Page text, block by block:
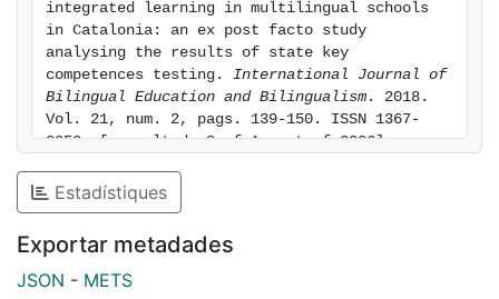
integrated learning in multilingual schools
in Catalonia: an ex post facto study
analysing the results of state key
competences testing. International Journal of
Bilingual Education and Bilingualism . 2018.
Vol. 21, num. 2, pags. 139-150. ISSN 1367-
0050. [consulted: 8 of August of 2026].
https://hdl.handle.net/2445/205788
Estadístiques
Exportar metadades
JSON - METS